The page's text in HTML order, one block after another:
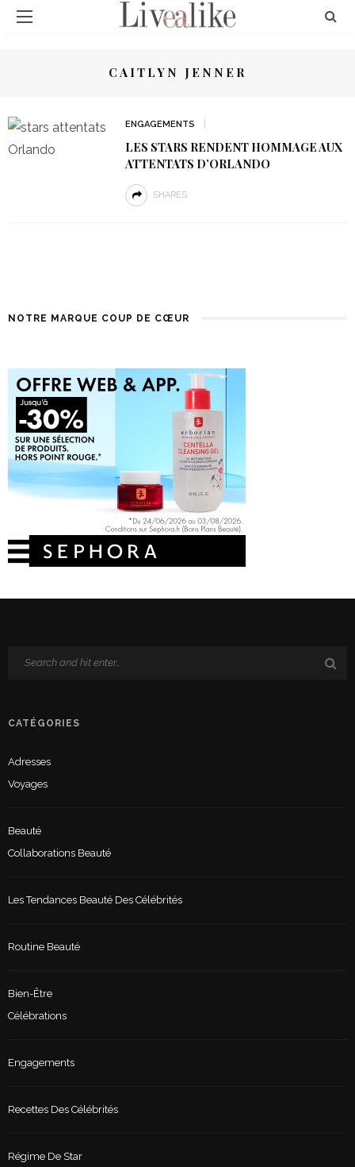
CAITLYN JENNER
ENGAGEMENTS
LES STARS RENDENT HOMMAGE AUX
ATTENTATS D’ORLANDO
SHARES
NOTRE MARQUE COUP DE CŒUR
CATÉGORIES
Adresses
Voyages
Beauté
Collaborations Beauté
Les Tendances Beauté Des Célébrités
Routine Beauté
Bien-Être
Célébrations
Engagements
Recettes Des Célébrités
Régime De Star